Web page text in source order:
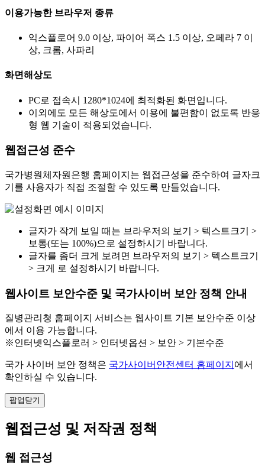
이용가능한 브라우저 종류
익스플로어 9.0 이상, 파이어 폭스 1.5 이상, 오페라 7 이
상, 크롬, 사파리
화면해상도
PC로 접속시 1280*1024에 최적화된 화면입니다.
이외에도 모든 해상도에서 이용에 불편함이 없도록 반응
형 웹 기술이 적용되었습니다.
웹접근성 준수
국가병원체자원은행 홈페이지는 웹접근성을 준수하여 글자크
기를 사용자가 직접 조절할 수 있도록 만들었습니다.
글자가 작게 보일 때는 브라우저의 보기 > 텍스트크기 >
보통(또는 100%)으로 설정하시기 바랍니다.
글자를 좀더 크게 보려면 브라우저의 보기 > 텍스트크기
> 크게 로 설정하시기 바랍니다.
웹사이트 보안수준 및 국가사이버 보안 정책 안내
질병관리청 홈페이지 서비스는 웹사이트 기본 보안수준 이상
에서 이용 가능합니다.
※인터넷익스플로러 > 인터넷옵션 > 보안 > 기본수준
국가 사이버 보안 정책은 국가사이버안전센터 홈페이지 에서
확인하실 수 있습니다.
팝업닫기
웹접근성 및 저작권 정책
웹 접근성